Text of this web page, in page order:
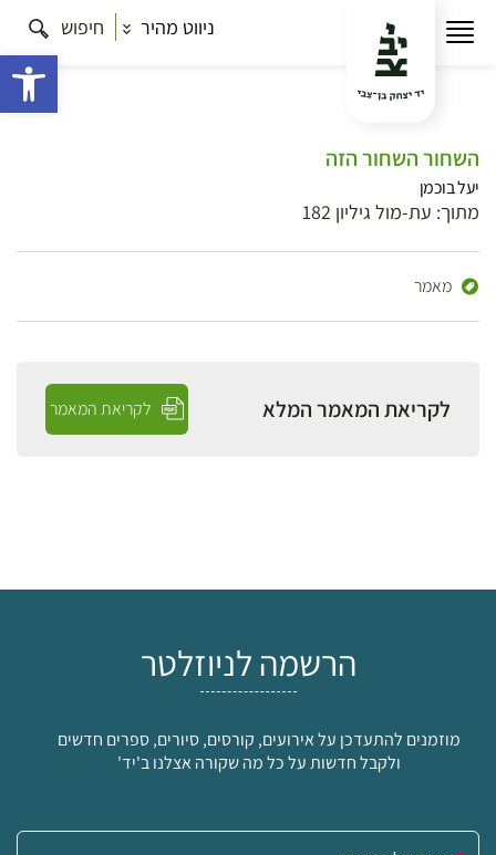
ניווט מהיר חיפוש
השחור השחור הזה
יעל בוכמן
מתוך: עת-מול גיליון 182
מאמר
לקריאת המאמר המלא לקריאת המאמר
הרשמה לניוזלטר
מוזמנים להתעדכן על אירועים, קורסים, סיורים, ספרים חדשים
ולקבל חדשות על כל מה שקורה אצלנו ב'יד'
אימייל: